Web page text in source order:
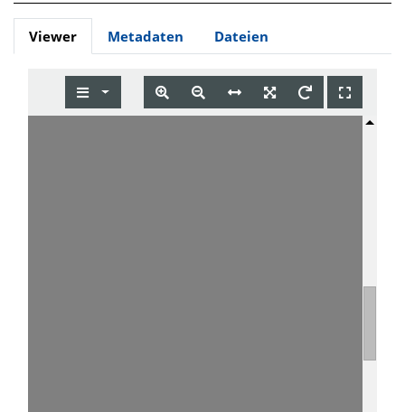
Viewer Metadaten Dateien